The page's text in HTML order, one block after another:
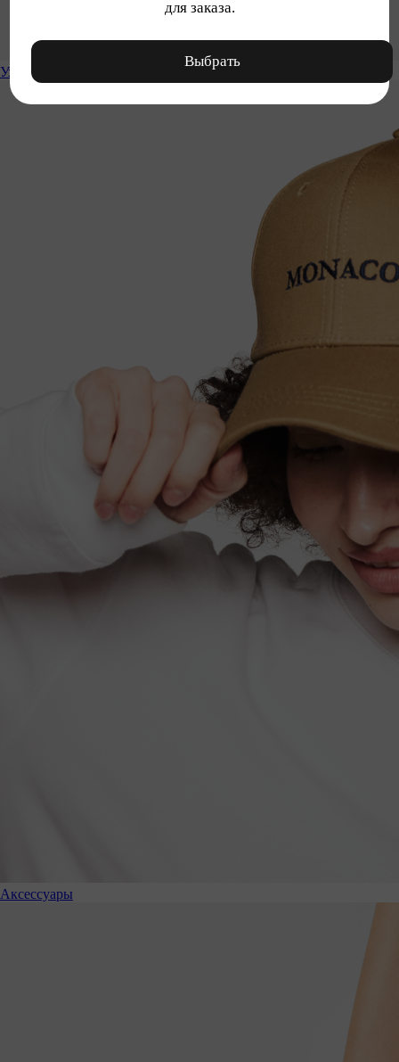
Уход
Аксессуары
для заказа.
Выбрать